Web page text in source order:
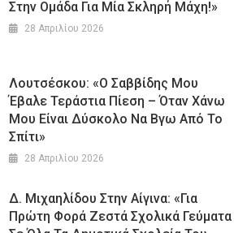
Στην Ομάδα Για Μία Σκληρή Μάχη!»
28 Απριλίου 2026
Λουτσέσκου: «Ο Σαββίδης Μου
Έβαλε Τεράστια Πίεση – Όταν Χάνω
Μου Είναι Δύσκολο Να Βγω Από Το
Σπίτι»
28 Απριλίου 2026
Δ. Μιχαηλίδου Στην Αίγινα: «Για
Πρώτη Φορά Ζεστά Σχολικά Γεύματα